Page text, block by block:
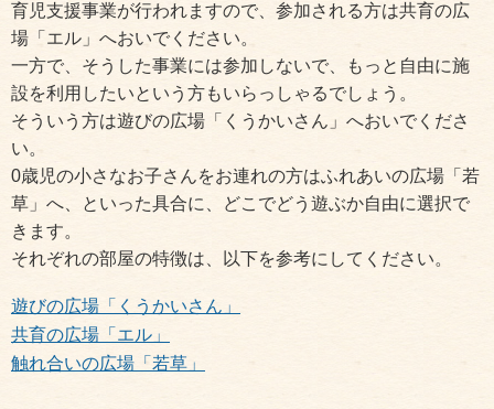
育児支援事業が行われますので、参加される方は共育の広
場「エル」へおいでください。
一方で、そうした事業には参加しないで、もっと自由に施
設を利用したいという方もいらっしゃるでしょう。
そういう方は遊びの広場「くうかいさん」へおいでくださ
い。
0歳児の小さなお子さんをお連れの方はふれあいの広場「若
草」へ、といった具合に、どこでどう遊ぶか自由に選択で
きます。
それぞれの部屋の特徴は、以下を参考にしてください。
遊びの広場「くうかいさん」
共育の広場「エル」
触れ合いの広場「若草」